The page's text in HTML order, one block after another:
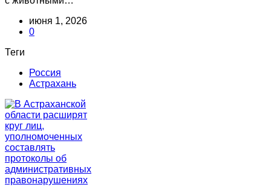
июня 1, 2026
0
Теги
Россия
Астрахань